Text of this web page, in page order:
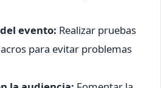
evento: Realizar pruebas
para evitar problemas